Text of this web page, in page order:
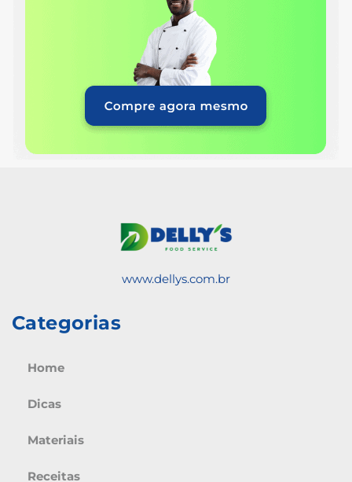
www.dellys.com.br
Categorias
Home
Dicas
Materiais
Receitas